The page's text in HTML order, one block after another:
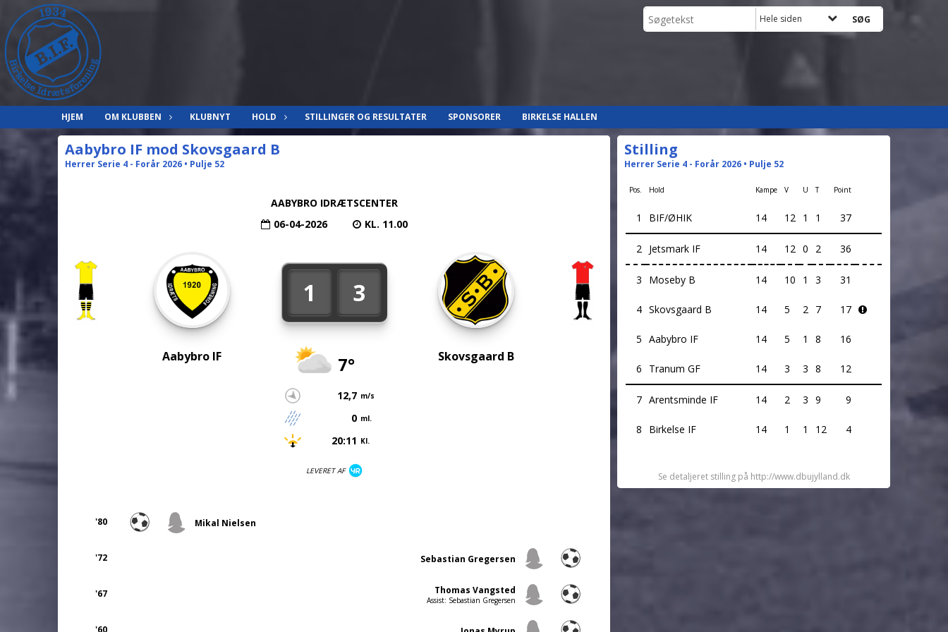
Hele siden
HJEM OM KLUBBEN KLUBNYT HOLD STILLINGER OG RESULTATER SPONSORER BIRKELSE HALLEN
Aabybro IF mod Skovsgaard B
Herrer Serie 4 - Forår 2026 • Pulje 52
AABYBRO IDRÆTSCENTER
06-04-2026
KL. 11.00
Aabybro IF
1 3
7°
12,7 m/s
0 ml.
20:11 Kl.
LEVERET AF
Skovsgaard B
'80 Mikal Nielsen
'72 Sebastian Gregersen
'67 Thomas Vangsted
Assist: Sebastian Gregersen
'60
Stilling
Herrer Serie 4 - Forår 2026 • Pulje 52
Pos. Hold Kampe V U T Point
1 BIF/ØHIK 14 12 1 1 37
2 Jetsmark IF 14 12 0 2 36
3 Moseby B 14 10 1 3 31
4 Skovsgaard B 14 5 2 7 17
5 Aabybro IF 14 5 1 8 16
6 Tranum GF 14 3 3 8 12
7 Arentsminde IF 14 2 3 9 9
8 Birkelse IF 14 1 1 12 4
Se detaljeret stilling på http://www.dbujylland.dk